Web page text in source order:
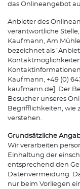
das Onlineangebot
Anbieter des
verantwortliche
Kaufmann, Am
bezeichnet als
Kaufmann, +49 (0)
kaufmann.de]. Der
Besucher unseres
Begrifflichkeiten, wie
verstehen.
Grundsätzliche
Wir verarbeiten
Einhaltung der
entsprechend den
Datenvermeidung.
nur beim Vorliegen